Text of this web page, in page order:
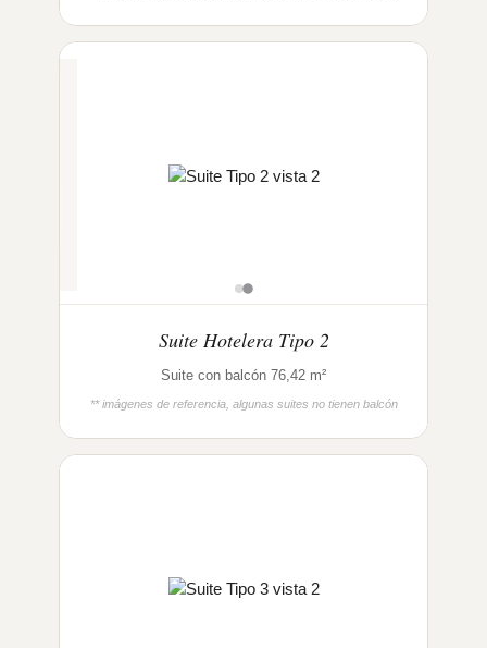
Suite Hotelera Tipo 2
Suite con balcón 76,42 m²
** imágenes de referencia, algunas suites no tienen balcón